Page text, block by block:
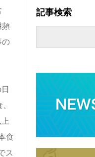
頻
の
食
ス
記事検索